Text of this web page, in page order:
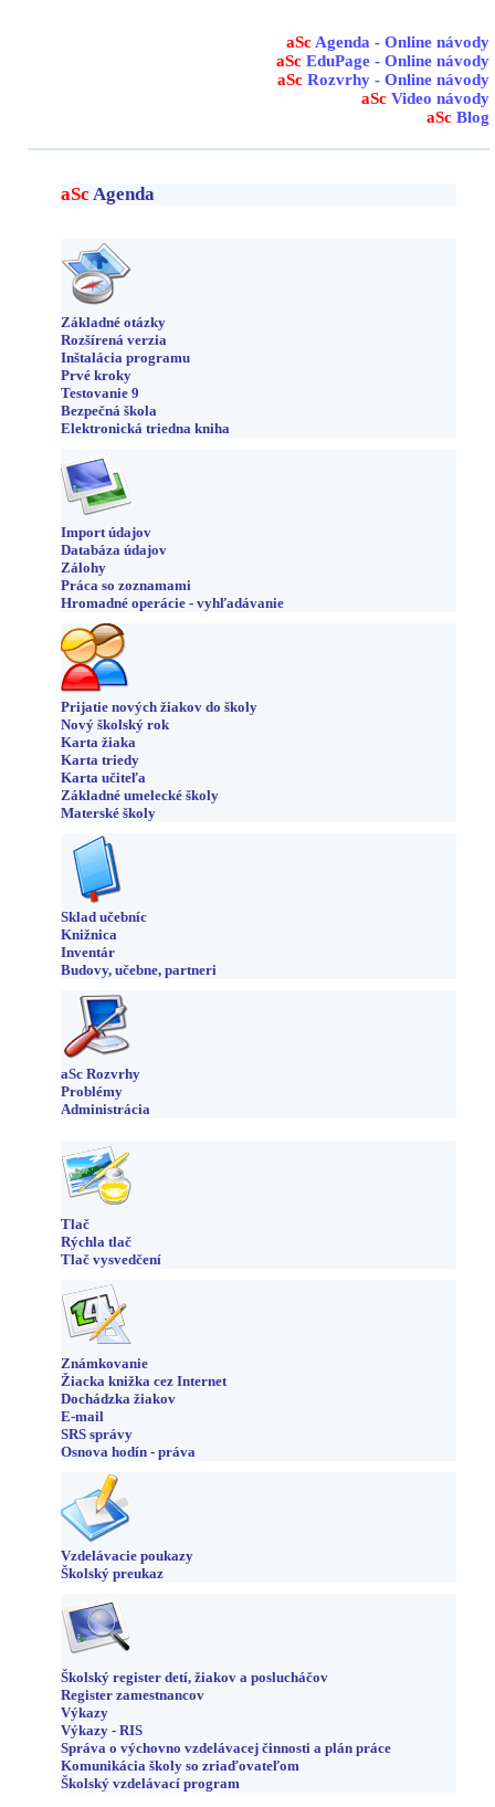
aSc Agenda - Online návody
aSc EduPage - Online návody
aSc Rozvrhy - Online návody
aSc Video návody
aSc Blog
aSc Agenda
Základné otázky
Rozšírená verzia
Inštalácia programu
Prvé kroky
Testovanie 9
Bezpečná škola
Elektronická triedna kniha
Import údajov
Databáza údajov
Zálohy
Práca so zoznamami
Hromadné operácie - vyhľadávanie
Prijatie nových žiakov do školy
Nový školský rok
Karta žiaka
Karta triedy
Karta učiteľa
Základné umelecké školy
Materské školy
Sklad učebníc
Knižnica
Inventár
Budovy, učebne, partneri
aSc Rozvrhy
Problémy
Administrácia
Tlač
Rýchla tlač
Tlač vysvedčení
Známkovanie
Žiacka knižka cez Internet
Dochádzka žiakov
E-mail
SRS správy
Osnova hodín - práva
Vzdelávacie poukazy
Školský preukaz
Školský register detí, žiakov a poslucháčov
Register zamestnancov
Výkazy
Výkazy - RIS
Správa o výchovno vzdelávacej činnosti a plán práce
Komunikácia školy so zriaďovateľom
Školský vzdelávací program